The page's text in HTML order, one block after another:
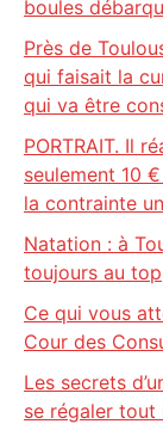
boules
Près de
qui faisait la
qui va être
PORTRAIT. Il
seulement 10
la contrainte
Natation : à
toujours au
Ce qui vous
Cour des
Les secrets
se régaler tout